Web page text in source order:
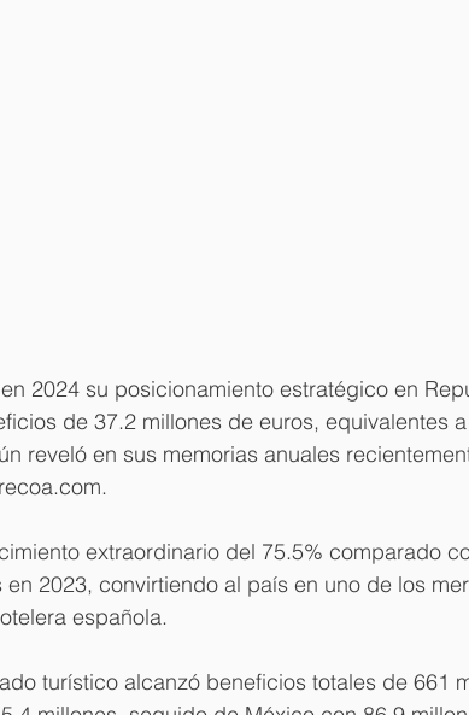
2024 su posicionamiento estratégico en
de 37.2 millones de euros, equivalentes
reveló en sus memorias anuales
extraordinario del 75.5% comparado
2023, convirtiendo al país en uno de los
española.
turístico alcanzó beneficios totales de 661